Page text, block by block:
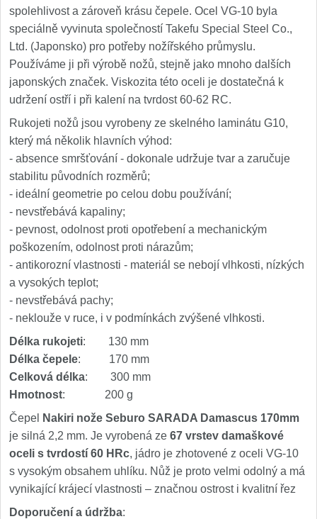
spolehlivost a zároveň krásu čepele. Ocel VG-10 byla
speciálně vyvinuta společností Takefu Special Steel Co.,
Ltd. (Japonsko) pro potřeby nožířského průmyslu.
Používáme ji při výrobě nožů, stejně jako mnoho dalších
japonských značek. Viskozita této oceli je dostatečná k
udržení ostří i při kalení na tvrdost 60-62 RC.
Rukojeti nožů jsou vyrobeny ze skelného laminátu G10,
který má několik hlavních výhod:
- absence smršťování - dokonale udržuje tvar a zaručuje
stabilitu původních rozměrů;
- ideální geometrie po celou dobu používání;
- nevstřebává kapaliny;
- pevnost, odolnost proti opotřebení a mechanickým
poškozením, odolnost proti nárazům;
- antikorozní vlastnosti - materiál se nebojí vlhkosti, nízkých
a vysokých teplot;
- nevstřebává pachy;
- neklouže v ruce, i v podmínkách zvýšené vlhkosti.
Délka rukojeti: 130 mm
Délka čepele: 170 mm
Celková délka: 300 mm
Hmotnost: 200 g
Čepel
Nakiri nože Seburo SARADA Damascus 170mm
je silná 2,2 mm. Je vyrobená ze 67 vrstev damaškové
oceli s tvrdostí 60 HRc, jádro je zhotovené z oceli VG-10
s vysokým obsahem uhlíku. Nůž je proto velmi odolný a má
vynikající krájecí vlastnosti – značnou ostrost i kvalitní řez
Doporučení a údržba: